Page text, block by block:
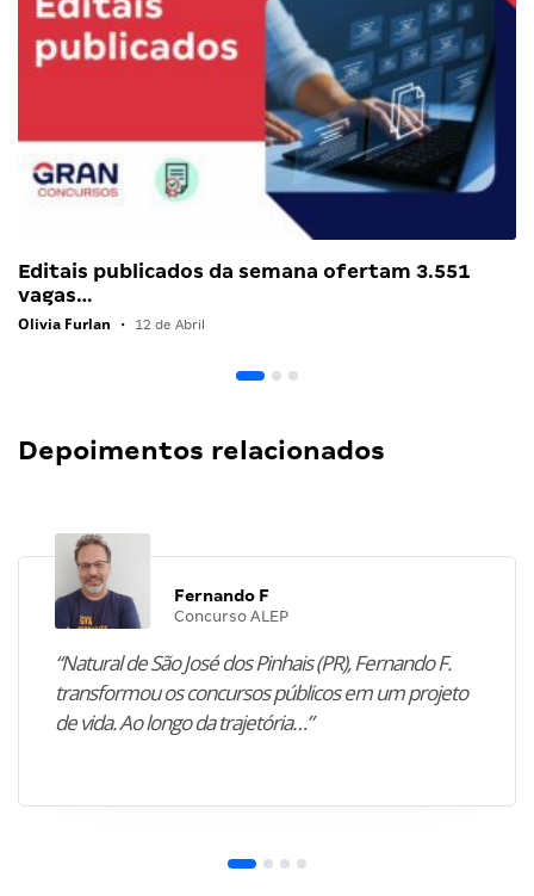
Editais publicados da semana ofertam 3.551
vagas…
Olivia Furlan • 12 de Abril
Depoimentos relacionados
Fernando F
Concurso ALEP
“Natural de São José dos Pinhais (PR), Fernando F.
transformou os concursos públicos em um projeto
de vida. Ao longo da trajetória…”